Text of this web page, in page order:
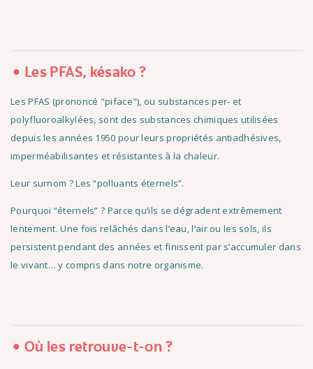
Les PFAS, késako ?
Les PFAS (prononcé "piface"), ou substances per- et
polyfluoroalkylées, sont des substances chimiques utilisées
depuis les années 1950 pour leurs propriétés antiadhésives,
imperméabilisantes et résistantes à la chaleur.
Leur surnom ? Les “polluants éternels”.
Pourquoi “éternels” ? Parce qu’ils se dégradent extrêmement
lentement. Une fois relâchés dans l’eau, l’air ou les sols, ils
persistent pendant des années et finissent par s’accumuler dans
le vivant… y compris dans notre organisme.
Où les retrouve-t-on ?